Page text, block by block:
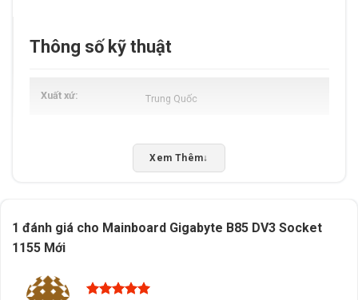
Thông số kỹ thuật
Xuất xứ Trung Quốc
Xem Thêm↓
1 đánh giá cho Mainboard Gigabyte B85 DV3 Socket
1155 Mới